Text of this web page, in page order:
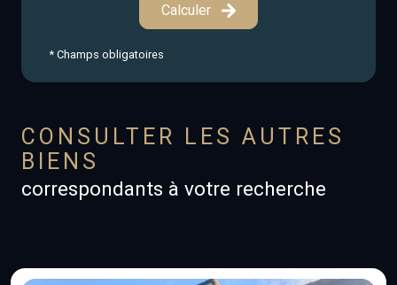
Calculer
* Champs obligatoires
CONSULTER LES AUTRES
BIENS
correspondants à votre recherche